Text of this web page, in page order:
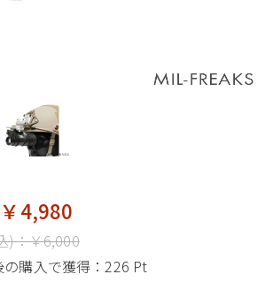
￥4,980
)：￥6,000
購入で獲得：226 Pt